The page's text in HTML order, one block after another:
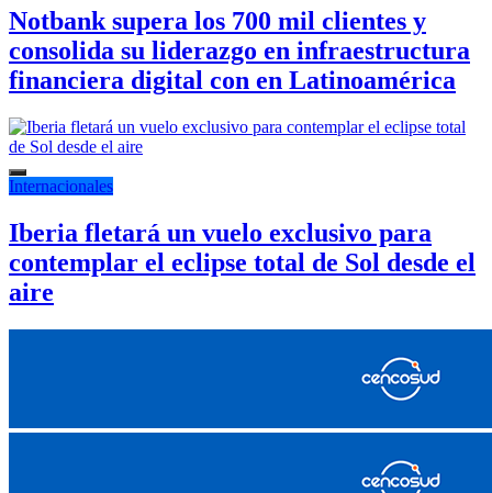
Notbank supera los 700 mil clientes y
consolida su liderazgo en infraestructura
financiera digital con en Latinoamérica
Internacionales
Iberia fletará un vuelo exclusivo para
contemplar el eclipse total de Sol desde el
aire